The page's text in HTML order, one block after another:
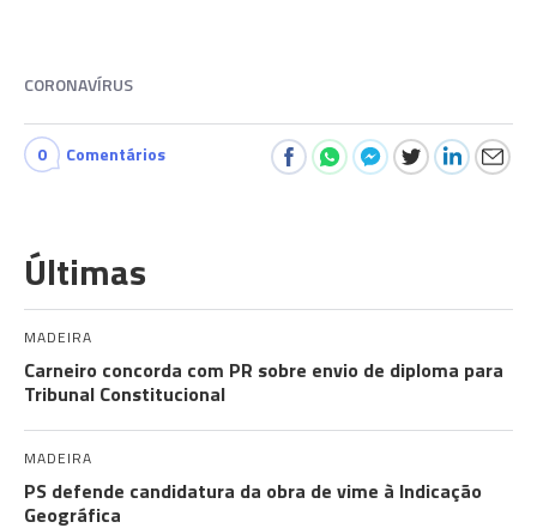
CORONAVÍRUS
0 Comentários
Últimas
MADEIRA
Carneiro concorda com PR sobre envio de diploma para
Tribunal Constitucional
MADEIRA
PS defende candidatura da obra de vime à Indicação
Geográfica